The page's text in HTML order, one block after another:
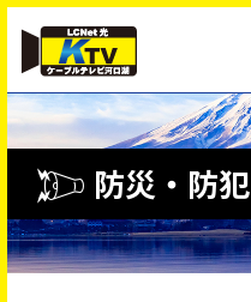
防災・防犯